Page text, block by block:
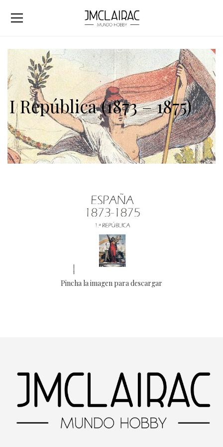
I República (1873 – 1875)
Pincha la imagen para descargar